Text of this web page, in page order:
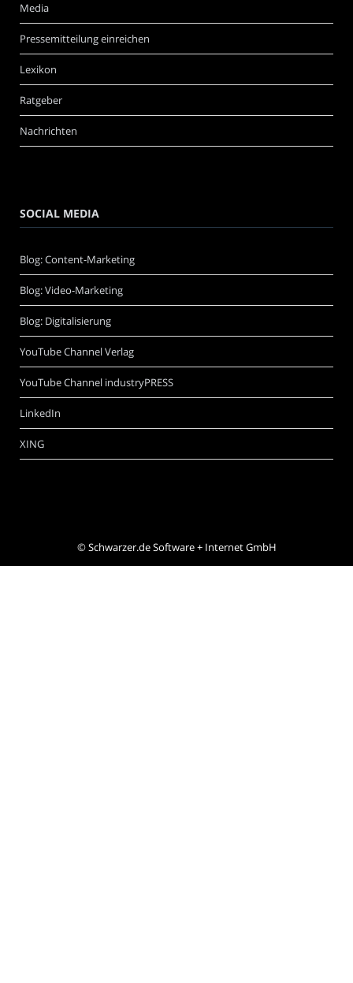
Media
Pressemitteilung einreichen
Lexikon
Ratgeber
Nachrichten
SOCIAL MEDIA
Blog: Content-Marketing
Blog: Video-Marketing
Blog: Digitalisierung
YouTube Channel Verlag
YouTube Channel industryPRESS
LinkedIn
XING
©Schwarzer.de Software + Internet GmbH